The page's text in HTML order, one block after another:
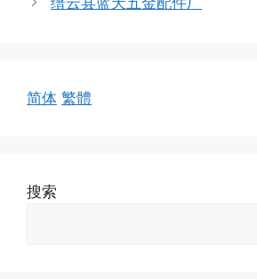
简体 繁體
搜索